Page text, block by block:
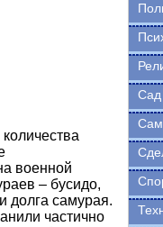
военной
– бусидо,
долга самурая.
частично
Сад